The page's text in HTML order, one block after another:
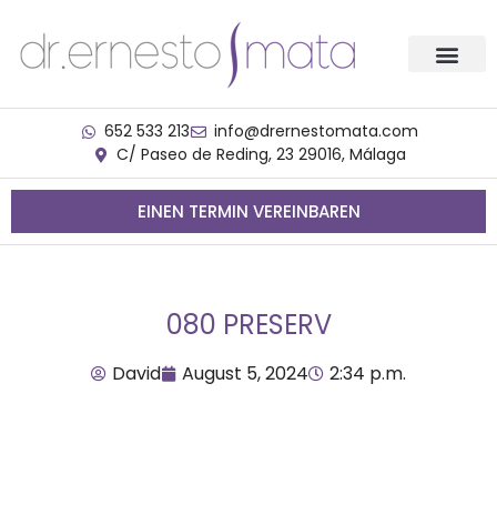
652 533 213
info@drernestomata.com
C/ Paseo de Reding, 23 29016, Málaga
EINEN TERMIN VEREINBAREN
080 PRESERV
David August 5, 2024 2:34 p.m.